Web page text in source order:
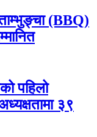
(BBQ)
पहिलो
३९